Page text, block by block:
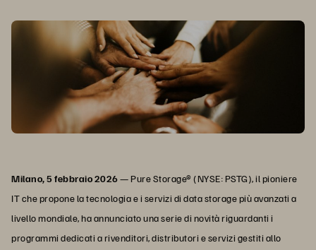
Milano, 5 febbraio 2026— Pure Storage® (NYSE: PSTG), il pioniere
IT che propone la tecnologia e i servizi di data storage più avanzati a
livello mondiale, ha annunciato una serie di novità riguardanti i
programmi dedicati a rivenditori, distributori e servizi gestiti allo